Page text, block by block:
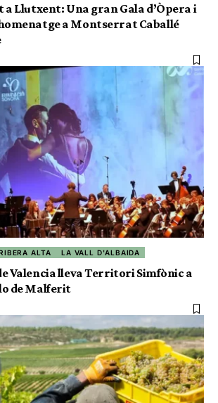
Llutxent: Una gran Gala d’Òpera i
a Montserrat Caballé
ALTA LA VALL D'ALBAIDA
Valencia lleva Territori Simfònic a
de Malferit